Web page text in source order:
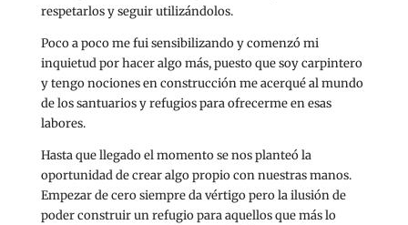
respetarlos y seguir utilizándolos.
Poco a poco me fui sensibilizando y comenzó mi
inquietud por hacer algo más, puesto que soy carpintero
y tengo nociones en construcción me acerqué al mundo
de los santuarios y refugios para ofrecerme en esas
labores.
Hasta que llegado el momento se nos planteó la
oportunidad de crear algo propio con nuestras manos.
Empezar de cero siempre da vértigo pero la ilusión de
poder construir un refugio para aquellos que más lo